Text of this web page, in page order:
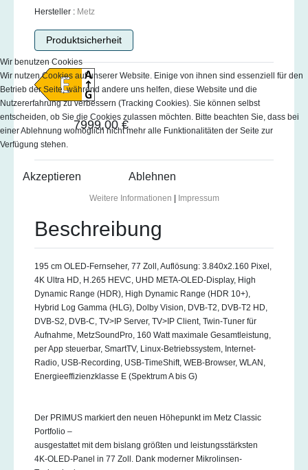
Hersteller : Metz
Produktsicherheit
7999,00 €
Beschreibung
195 cm OLED-Fernseher, 77 Zoll, Auflösung: 3.840x2.160 Pixel,
4K Ultra HD, H.265 HEVC, UHD META-OLED-Display, High
Dynamic Range (HDR), High Dynamic Range (HDR 10+),
Hybrid Log Gamma (HLG), Dolby Vision, DVB-T2, DVB-T2 HD,
DVB-S2, DVB-C, TV>IP Server, TV>IP Client, Twin-Tuner für
Aufnahme, MetzSoundPro, 160 Watt maximale Gesamtleistung,
per App steuerbar, SmartTV, Linux-Betriebssystem, Internet-
Radio, USB-Recording, USB-TimeShift, WEB-Browser, WLAN,
Energieeffizienzklasse E (Spektrum A bis G)
Der PRIMUS markiert den neuen Höhepunkt im Metz Classic
Portfolio –
ausgestattet mit dem bislang größten und leistungsstärksten
4K-OLED-Panel in 77 Zoll. Dank moderner Mikrolinsen-
Wir benutzen Cookies
Wir nutzen Cookies auf unserer Website. Einige von ihnen sind essenziell für den
Betrieb der Seite, während andere uns helfen, diese Website und die
Nutzererfahrung zu verbessern (Tracking Cookies). Sie können selbst
entscheiden, ob Sie die Cookies zulassen möchten. Bitte beachten Sie, dass bei
einer Ablehnung womöglich nicht mehr alle Funktionalitäten der Seite zur
Verfügung stehen.
Akzeptieren Ablehnen
Weitere Informationen Impressum